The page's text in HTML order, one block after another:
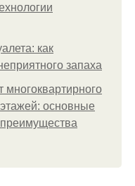
как
запаха
многоквартирного
основные